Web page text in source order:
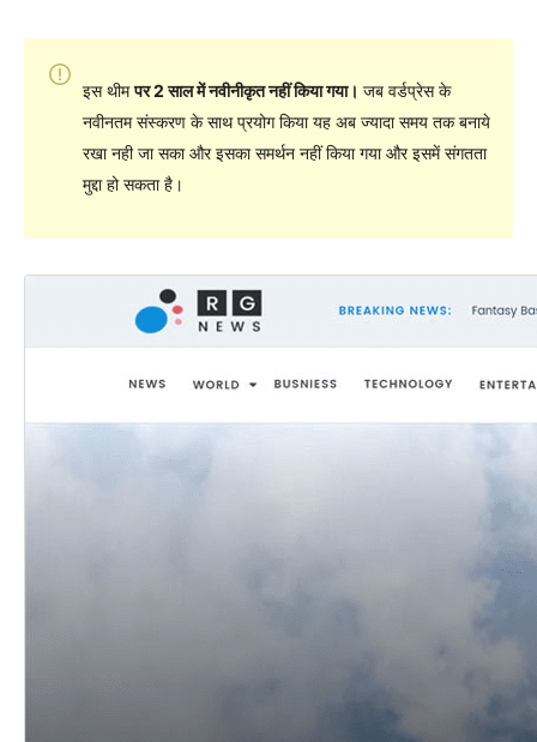
इस थीमपर 2 साल में नवीनीकृत नहीं किया गया। जब वर्डप्रेस के
नवीनतम संस्करण के साथ प्रयोग किया यह अब ज्यादा समय तक बनाये
रखा नही जा सका और इसका समर्थन नहीं किया गया और इसमें संगतता
मुद्दा हो सकता है।